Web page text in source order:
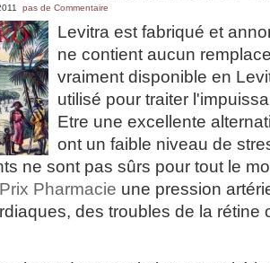
pas de Commentaire
Levitra est fabriqué et
ne contient aucun
vraiment disponible en
utilisé pour traiter
Etre une excellente
ont un faible niveau de
ne sont pas sûrs pour tout le
Pharmacie une pression
des troubles de la rétine